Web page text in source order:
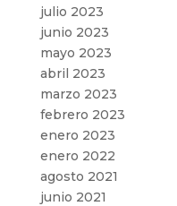
julio 2023
junio 2023
mayo 2023
abril 2023
marzo 2023
febrero 2023
enero 2023
enero 2022
agosto 2021
junio 2021